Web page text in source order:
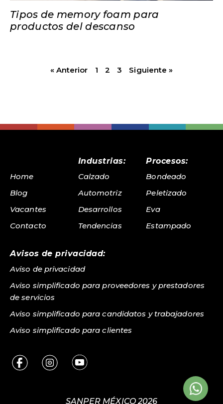
Tipos de memory foam para
productos del descanso
« Anterior 1 2 3 Siguiente »
Home
Blog
Vacantes
Contacto
Industrias:
Calzado
Automotriz
Desarrollos
Tendencias
Procesos:
Bondeado
Peletizado
Eva
Estampado
Avisos de privacidad:
Aviso de privacidad
Aviso simplificado para proveedores y prestadores
de servicios
Aviso simplificado para candidatos y trabajadores
Aviso simplificado para clientes
SANPER MÉXICO 2026